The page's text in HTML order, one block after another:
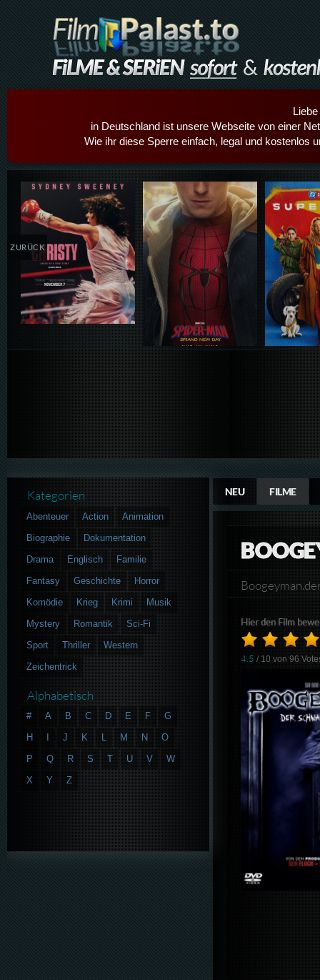
in Deutschland ist unsere Webseite von einer
Wie ihr diese Sperre einfach, legal und kostenlos
Details,Play Details,Play
ZURÜCK
NEU FILME
Hier den Film
4.5 / 10 von96
Kategorien
Abenteuer Action
Animation
Biographie
Dokumentation
Drama
Englisch
Familie
Fantasy
Geschichte
Horror
Komödie
Krieg Krimi
Musik
Mystery
Romantik
Sci-Fi
Sport
Thriller
Western
Zeichentrick
Alphabetisch
# A B C D E F
G
H
J K L M N
O
P
Q R S T U V
W
X
Y Z